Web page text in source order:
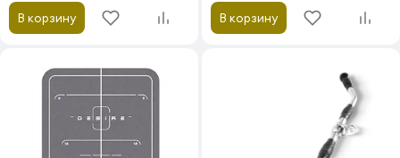
В корзину В корзину